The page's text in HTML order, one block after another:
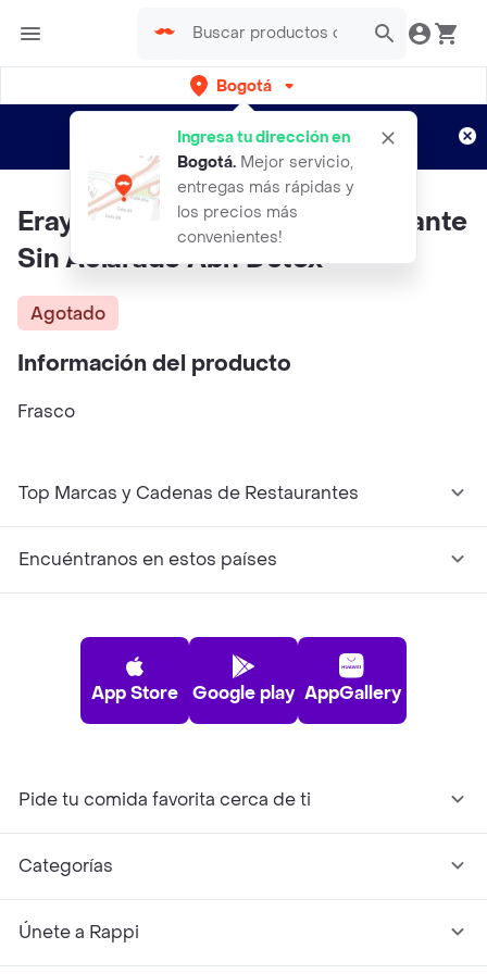
Bogotá
Ingresa tu dirección en
Bogotá. Mejor servicio,
entregas más rápidas y
los precios más
convenientes!
envíos gratis por semanas
Aplican TyC
Erayba Acondicionador Purificante
Sin Aclarado Abh Detox
Agotado
Información del producto
Frasco
Top Marcas y Cadenas de Restaurantes
Encuéntranos en estos países
App Store Google play AppGallery
Pide tu comida favorita cerca de ti
Categorías
Únete a Rappi